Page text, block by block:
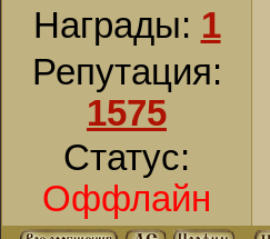
Награды: 1
Репутация:
1575
Статус:
Оффлайн